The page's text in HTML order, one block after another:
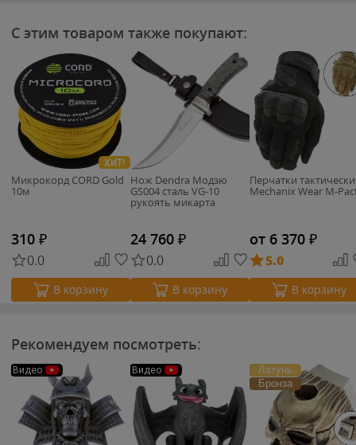
С этим товаром также покупают:
ХИТ!
Микрокорд CORD Gold
10м
310 ₽
0.0
В корзину
Нож Dendra Модзю
GS004 сталь VG-10
рукоять микарта
24 760 ₽
0.0
В корзину
Перчатки
Mechanix Wear M-
от 6 370 ₽
5.0
В корзину
Рекомендуем посмотреть:
Видео Видео
Латунь
Бронза